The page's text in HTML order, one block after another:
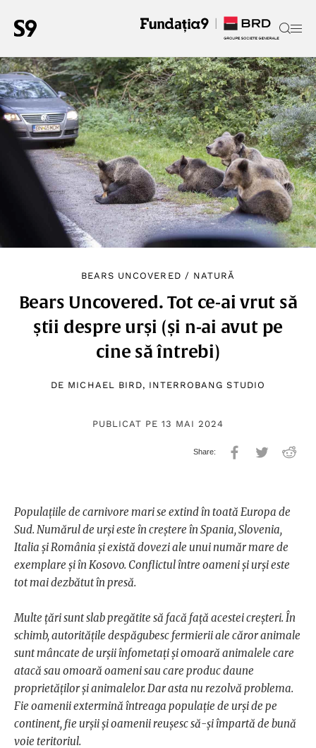
BEARS UNCOVERED / NATURĂ
Bears Uncovered. Tot ce-ai vrut să
știi despre urși (și n-ai avut pe
cine să întrebi)
DE MICHAEL BIRD, INTERROBANG STUDIO
PUBLICAT PE 13 MAI 2024
Populațiile de carnivore mari se extind în toată Europa de
Sud. Numărul de urși este în creștere în Spania, Slovenia,
Italia și România și există dovezi ale unui număr mare de
exemplare și în Kosovo. Conflictul între oameni și urși este
tot mai dezbătut în presă.
Multe țări sunt slab pregătite să facă față acestei creșteri. În
schimb, autoritățile despăgubesc fermierii ale căror animale
sunt mâncate de urșii înfometați și omoară animalele care
atacă sau omoară oameni sau care produc daune
proprietăților și animalelor. Dar asta nu rezolvă problema.
Fie oamenii extermină întreaga populație de urși de pe
continent, fie urșii și oamenii reușesc să-și împartă de bună
voie teritoriul.